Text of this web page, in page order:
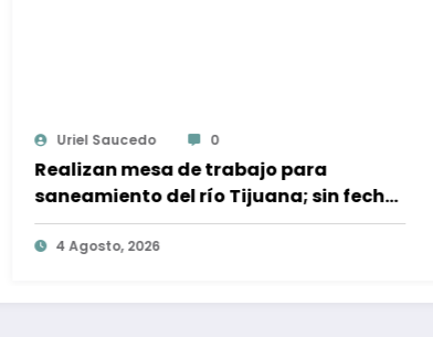
Ojocliniconews.com
Aseguran 13 ejemplares de dragón
mexicano empaquetados en cajas de
zapatos para envío a Hong Kong
4 Agosto, 2026